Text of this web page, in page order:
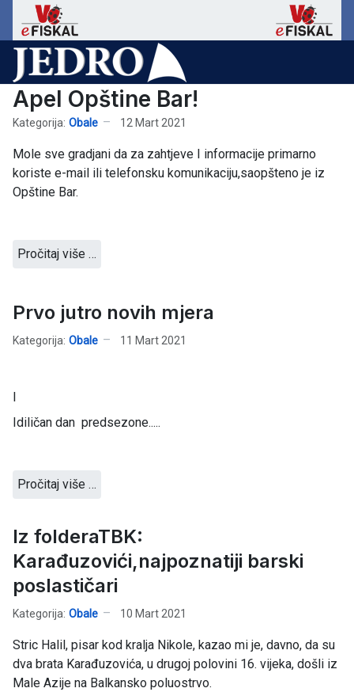
Apel Opštine Bar!
Kategorija: Obale 12 Mart 2021
Mole sve gradjani da za zahtjeve I informacije primarno
koriste e-mail ili telefonsku komunikaciju,saopšteno je iz
Opštine Bar.
Pročitaj više …
Prvo jutro novih mjera
Kategorija: Obale 11 Mart 2021
Idiličan dan predsezone.....
Pročitaj više …
Iz folderaTBK:
Karađuzovići,najpoznatiji barski
poslastičari
Kategorija: Obale 10 Mart 2021
Stric Halil, pisar kod kralja Nikole, kazao mi je, davno, da su
dva brata Karađuzovića, u drugoj polovini 16. vijeka, došli iz
Male Azije na Balkansko poluostrvo.